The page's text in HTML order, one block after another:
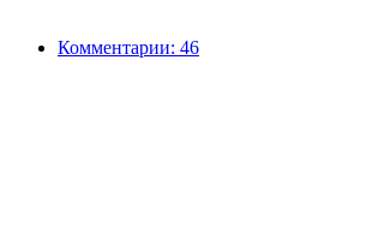
Комментарии: 46